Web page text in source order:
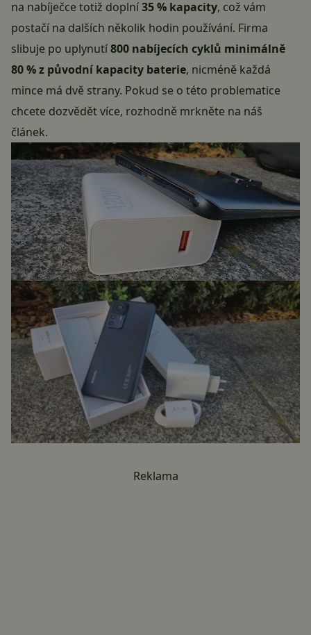
na nabíječce totiž doplní35 % kapacity, což vám
postačí na dalších několik hodin používání. Firma
slibuje po uplynutí800 nabíjecích cyklů minimálně
80 % z původní kapacity baterie, nicméně každá
mince má dvě strany. Pokud se o této problematice
chcete dozvědět více, rozhodně mrkněte na náš
článek.
Reklama